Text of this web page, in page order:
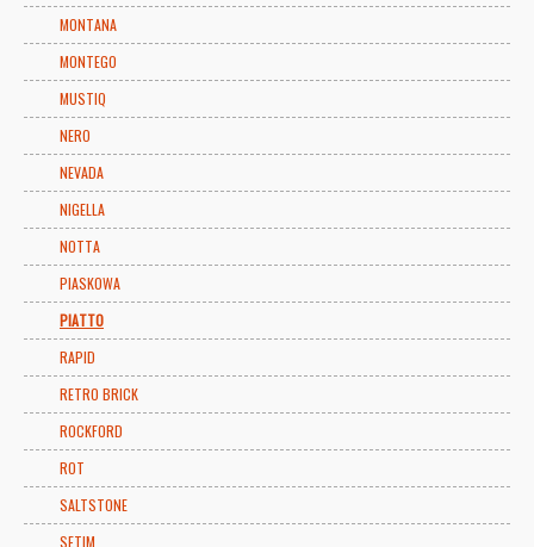
MONTANA
MONTEGO
MUSTIQ
NERO
NEVADA
NIGELLA
NOTTA
PIASKOWA
PIATTO
RAPID
RETRO BRICK
ROCKFORD
ROT
SALTSTONE
SETIM